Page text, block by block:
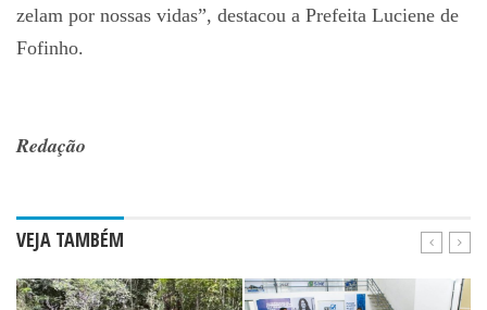
zelam por nossas vidas”, destacou a Prefeita Luciene de
Fofinho.
Redação
VEJA TAMBÉM